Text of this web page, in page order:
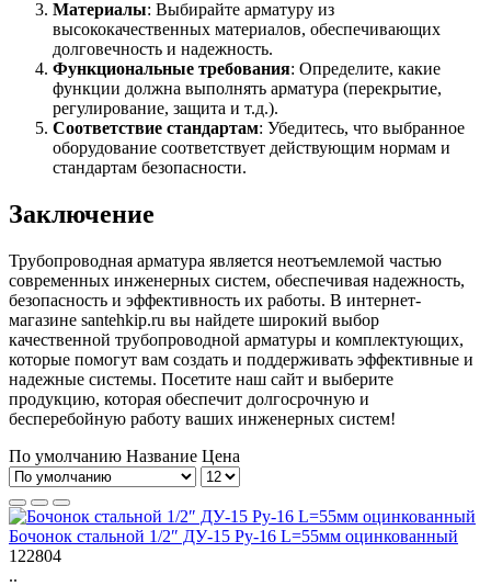
Материалы: Выбирайте арматуру из
высококачественных материалов, обеспечивающих
долговечность и надежность.
Функциональные требования: Определите, какие
функции должна выполнять арматура (перекрытие,
регулирование, защита и т.д.).
Соответствие стандартам: Убедитесь, что выбранное
оборудование соответствует действующим нормам и
стандартам безопасности.
Заключение
Трубопроводная арматура является неотъемлемой частью
современных инженерных систем, обеспечивая надежность,
безопасность и эффективность их работы. В интернет-
магазине santehkip.ru вы найдете широкий выбор
качественной трубопроводной арматуры и комплектующих,
которые помогут вам создать и поддерживать эффективные и
надежные системы. Посетите наш сайт и выберите
продукцию, которая обеспечит долгосрочную и
бесперебойную работу ваших инженерных систем!
По умолчанию Название Цена
Бочонок стальной 1/2″ ДУ-15 Ру-16 L=55мм оцинкованный
122804
..